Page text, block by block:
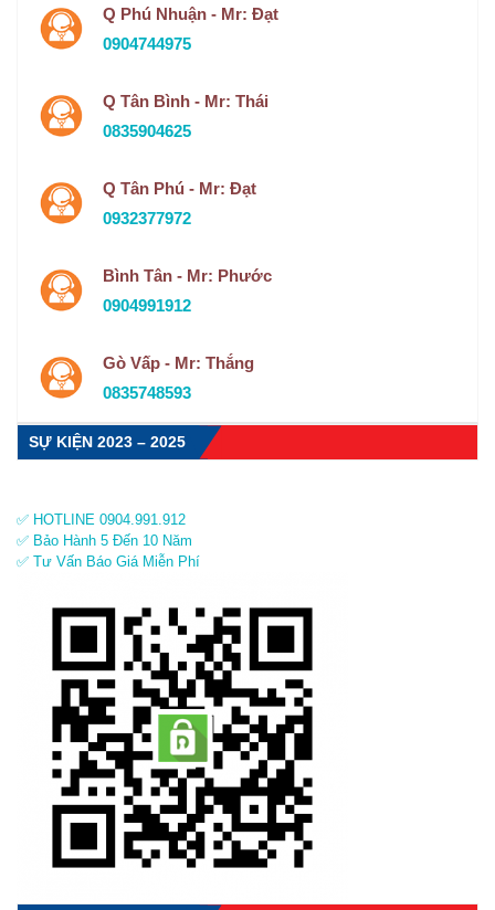
Q Phú Nhuận - Mr: Đạt
0904744975
Q Tân Bình - Mr: Thái
0835904625
Q Tân Phú - Mr: Đạt
0932377972
Bình Tân - Mr: Phước
0904991912
Gò Vấp - Mr: Thắng
0835748593
SỰ KIỆN 2023 – 2025
✅ HOTLINE 0904.991.912
✅ Bảo Hành 5 Đến 10 Năm
✅ Tư Vấn Báo Giá Miễn Phí